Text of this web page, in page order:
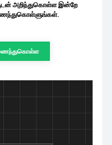
அறிந்துகொள்ள இன்றே